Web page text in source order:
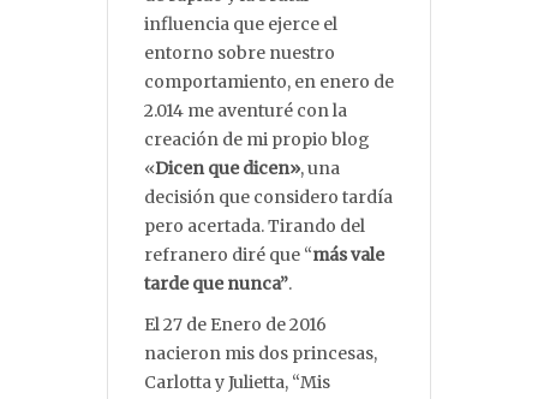
influencia que ejerce el
entorno sobre nuestro
comportamiento, en enero de
2.014 me aventuré con la
creación de mi propio blog
«Dicen que dicen», una
decisión que considero tardía
pero acertada. Tirando del
refranero diré que “más vale
tarde que nunca”.
El 27 de Enero de 2016
nacieron mis dos princesas,
Carlotta y Julietta, “Mis